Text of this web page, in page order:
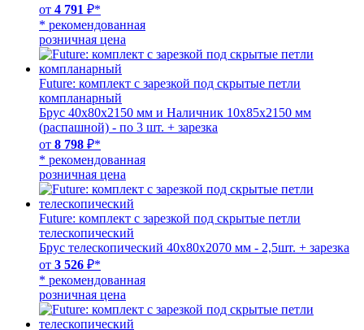
от 4 791 ₽*
* рекомендованная
розничная цена
Future: комплект с зарезкой под скрытые петли
компланарный
Брус 40х80х2150 мм и Наличник 10х85х2150 мм
(распашной) - по 3 шт. + зарезка
от 8 798 ₽*
* рекомендованная
розничная цена
Future: комплект с зарезкой под скрытые петли
телескопический
Брус телескопический 40х80х2070 мм - 2,5шт. + зарезка
от 3 526 ₽*
* рекомендованная
розничная цена